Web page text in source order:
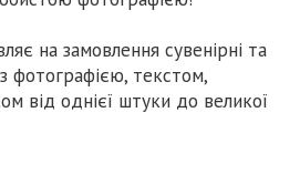
на замовлення сувенірні та
фотографією, текстом,
від однієї штуки до великої